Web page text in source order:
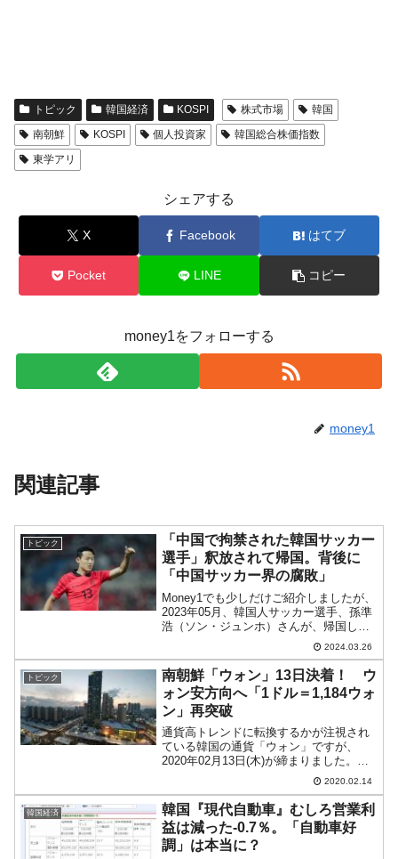
Fact1
発表から2日で大崩壊、鳴かず飛ばずに終わりそう
なスーパーリーグとは？
Fact1
日本人マスターズ挑戦の歴史。松山以前に最高位
甲子園通算本塁打、最多の清原に次いで多く打っ
ている意外な選手とは？
Fact1 セレクトセールの高額取引馬が稼いだ金額とは？
トピック 韓国経済 KOSPI 株式市場
韓国
南朝鮮
KOSPI 個人投資家
韓国総合株価指数
東学アリ
シェアする
X Facebook はてブ
Pocket LINE コピー
money1をフォローする
money1
関連記事
トピック
「中国で拘禁された韓国サッカー
選手」釈放されて帰国。背後に
「中国サッカー界の腐敗」
Money1でも少しだけご紹介しましたが、
2023年05月、韓国人サッカー選手、孫準
浩（ソン・ジュンホ）さんが、帰国しよ
うとしていたところを中国・上海虹橋空
港で、中国公安によって拘束されまし
た。孫さんは、中国の『山東泰山』に所
属し、中国リー...
2024.03.26
トピック
南朝鮮「ウォン」13日決着！ ウ
ォン安方向へ「1ドル＝1,184ウォ
ン」再突破
通貨高トレンドに転換するかが注視され
ている韓国の通貨「ウォン」ですが、
2020年02月13日(木)が締まりました。結
局、ドルウォンチャートは以下のように
決着がついています（チャートは
『Investing.com』より引用：以下同）。
終わって...
2020.02.14
韓国経済
韓国『現代自動車』むしろ営業利
益は減った-0.7％。「自動車好
調」は本当に？